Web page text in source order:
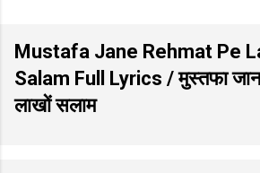
Mustafa Jane Rehmat Pe
Salam Full Lyrics / मुस्तफा
लाखों सलाम